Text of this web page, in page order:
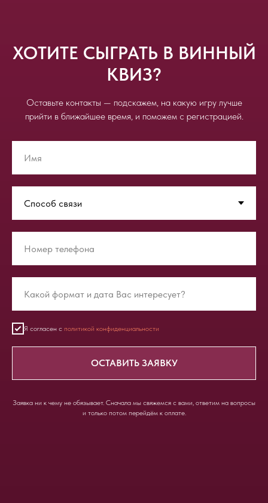
ХОТИТЕ СЫГРАТЬ В ВИННЫЙ
КВИЗ?
Оставьте контакты — подскажем, на какую игру лучше
прийти в ближайшее время, и поможем с регистрацией.
Я согласен с политикой конфиденциальности
ОСТАВИТЬ ЗАЯВКУ
Заявка ни к чему не обязывает. Сначала мы свяжемся с вами, ответим на вопросы
и только потом перейдём к оплате.